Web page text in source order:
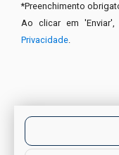
*Preenchimento
Ao clicar em
Privacidade